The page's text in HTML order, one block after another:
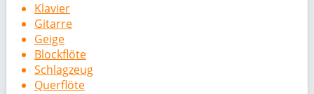
Klavier
Gitarre
Geige
Blockflöte
Schlagzeug
Querflöte